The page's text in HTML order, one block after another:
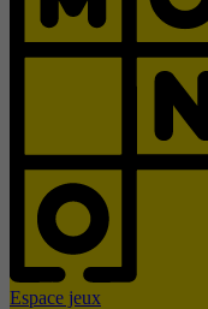
Espace jeux